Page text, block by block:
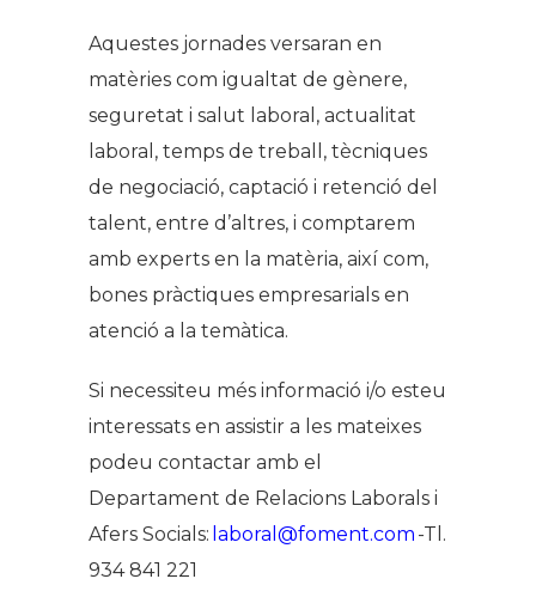
Aquestes jornades versaran en
matèries com igualtat de gènere,
seguretat i salut laboral, actualitat
laboral, temps de treball, tècniques
de negociació, captació i retenció del
talent, entre d’altres, i comptarem
amb experts en la matèria, així com,
bones pràctiques empresarials en
atenció a la temàtica.
Si necessiteu més informació i/o esteu
interessats en assistir a les mateixes
podeu contactar amb el
Departament de Relacions Laborals i
Afers Socials: laboral@foment.com -Tl.
934 841 221